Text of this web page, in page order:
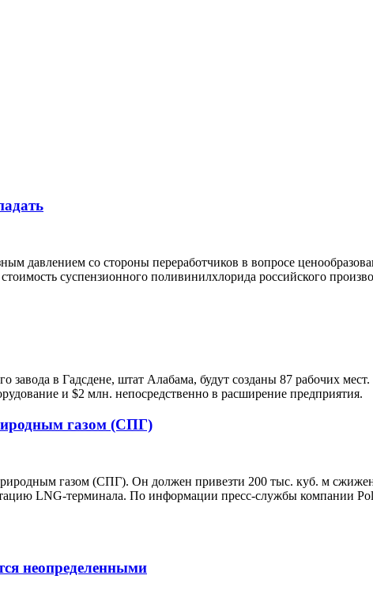
давлением со стороны переработчиков в вопросе
суспензионного поливинилхлорида российского
в Гадсдене, штат Алабама, будут созданы 87 рабочих
и $2 млн. непосредственно в расширение предприятия.
газом (СПГ)
газом (СПГ). Он должен привезти 200 тыс. куб. м
LNG-терминала. По информации пресс-службы компании
неопределенными